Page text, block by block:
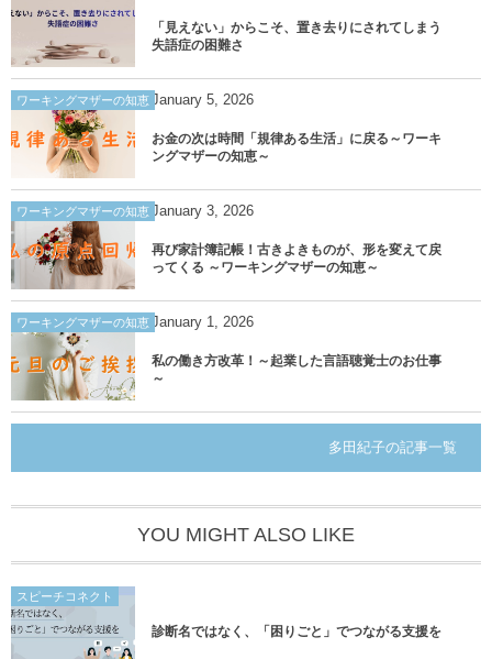
「見えない」からこそ、置き去りにされてしまう
失語症の困難さ
ワーキングマザーの知恵 January 5 2026
お金の次は時間「規律ある生活」に戻る～ワーキ
ングマザーの知恵～
ワーキングマザーの知恵 January 3 2026
再び家計簿記帳！古きよきものが、形を変えて戻
ってくる ～ワーキングマザーの知恵～
ワーキングマザーの知恵 January 1 2026
私の働き方改革！～起業した言語聴覚士のお仕事
～
多田紀子の記事一覧
YOU MIGHT ALSO LIKE
スピーチコネクト
診断名ではなく、「困りごと」でつながる支援を